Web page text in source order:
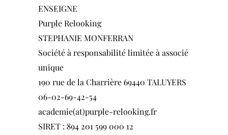
ENSEIGNE
Purple Relooking
STEPHANIE MONFERRAN
Société à responsabilité limitée à associé
unique
190 rue de la Charrière 69440 TALUYERS
06-02-69-42-54
academie(at)purple-relooking.fr
SIRET : 894 201 599 000 12